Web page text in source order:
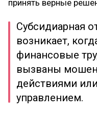
принять верные
Субсидиарная
возникает,
финансовые
вызваны
действиями
управлением.